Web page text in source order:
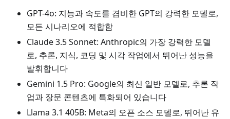
GPT-4o: 지능과 속도를 겸비한 GPT의 강력한 모델로,
모든 시나리오에 적합함
Claude 3.5 Sonnet: Anthropic의 가장 강력한 모델
로, 추론, 지식, 코딩 및 시각 작업에서 뛰어난 성능을
발휘합니다
Gemini 1.5 Pro: Google의 최신 일반 모델로, 추론 작
업과 장문 콘텐츠에 특화되어 있습니다
Llama 3.1 405B: Meta의 오픈 소스 모델로, 뛰어난 유